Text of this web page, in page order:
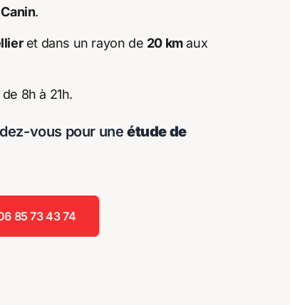
.
et dans un rayon de 20 kmaux
8h à 21h.
vous pour une étude de
85 73 43 74